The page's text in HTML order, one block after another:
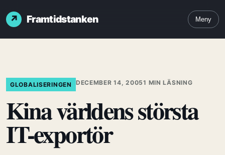
Framtidstanken Meny
GLOBALISERINGEN DECEMBER 14, 20051 MIN LÄSNING
Kina världens största
IT-exportör